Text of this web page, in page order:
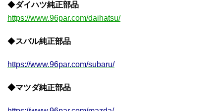
◆ダイハツ純正部品
https://www.96par.com/daihatsu/
◆スバル純正部品
https://www.96par.com/subaru/
◆マツダ純正部品